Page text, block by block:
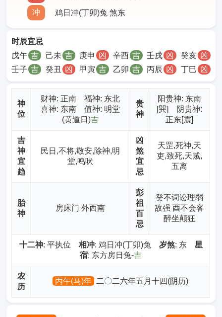
冲 鸡日冲(丁卯)兔 煞东
时辰宜忌
壬子 吉 癸丑 凶 甲寅 吉 乙卯 吉 丙辰 凶 丁巳 凶
戊午 吉 己未 吉 庚申 凶 辛酉 吉 壬戌 凶 癸亥 凶
神
位
财神: 正南 福神: 东北
喜神: 东南 值神: 明堂
(黄道日)吉
贵
神
阳贵神: 东南
[巽] 阴贵神:
正东[震]
吉
神
宜
趋
民日,不将,敬安,除神,明
堂,鸣吠
凶
煞
宜
忌
天罡,死神,天
吏,致死,天贼,
五离
胎
神
房床门 外西南
彭
祖
百
忌
癸不词讼理弱
敌强 酉不会客
醉坐颠狂
十二神: 平执位 相冲: 鸡日冲(丁卯)兔 岁煞: 东 星
宿: 东方房日兔-吉
农
历
丙午(马)年 二〇二六年五月十四(阴历)